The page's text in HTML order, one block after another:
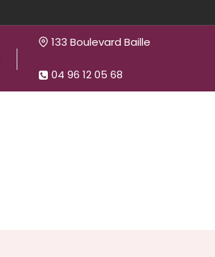
133 Boulevard Baille
04 96 12 05 68